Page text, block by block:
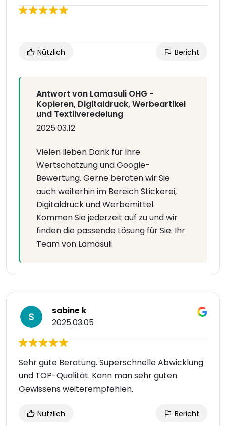
Nützlich Bericht
Antwort von Lamasuli OHG -
Kopieren, Digitaldruck, Werbeartikel
und Textilveredelung
2025.03.12
Vielen lieben Dank für Ihre
Wertschätzung und Google-
Bewertung. Gerne beraten wir Sie
auch weiterhin im Bereich Stickerei,
Digitaldruck und Werbemittel.
Kommen Sie jederzeit auf zu und wir
finden die passende Lösung für Sie. Ihr
Team von Lamasuli
sabine k
2025.03.05
Sehr gute Beratung. Superschnelle Abwicklung
und TOP-Qualität. Kann man sehr guten
Gewissens weiterempfehlen.
Nützlich Bericht